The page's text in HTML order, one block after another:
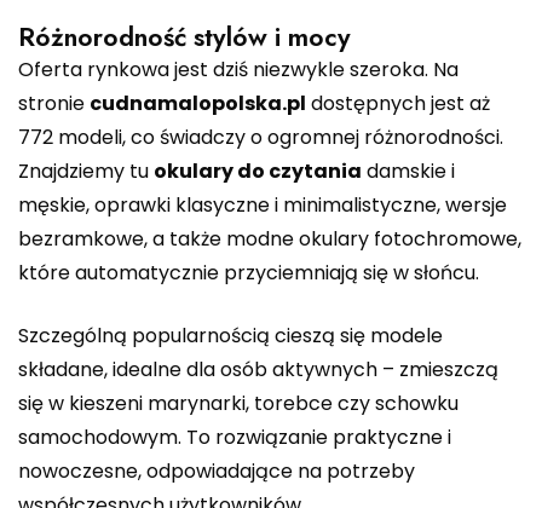
Różnorodność stylów i mocy
Oferta rynkowa jest dziś niezwykle szeroka. Na
stronie cudnamalopolska.pl dostępnych jest aż
772 modeli, co świadczy o ogromnej różnorodności.
Znajdziemy tu okulary do czytania damskie i
męskie, oprawki klasyczne i minimalistyczne, wersje
bezramkowe, a także modne okulary fotochromowe,
które automatycznie przyciemniają się w słońcu.
Szczególną popularnością cieszą się modele
składane, idealne dla osób aktywnych – zmieszczą
się w kieszeni marynarki, torebce czy schowku
samochodowym. To rozwiązanie praktyczne i
nowoczesne, odpowiadające na potrzeby